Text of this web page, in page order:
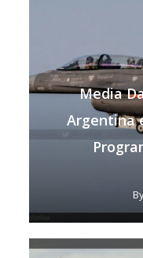
Media
Argentina